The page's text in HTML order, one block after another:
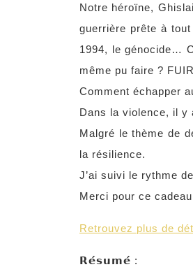
Notre héroïne,
guerrière prête à
1994, le génocide…
même pu faire ?
Comment échapper
Dans la violence, il y
Malgré le thème de
la résilience.
J’ai suivi le rythme
Merci pour ce
Retrouvez plus de
𝗥𝗲́𝘀𝘂𝗺𝗲́ :